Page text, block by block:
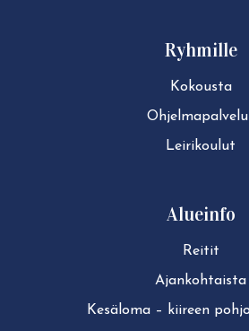
Ryhmille
Kokousta
Leirikoulut
Alueinfo
Reitit
Ajan­koh­tais­ta
Kesäloma – kiireen